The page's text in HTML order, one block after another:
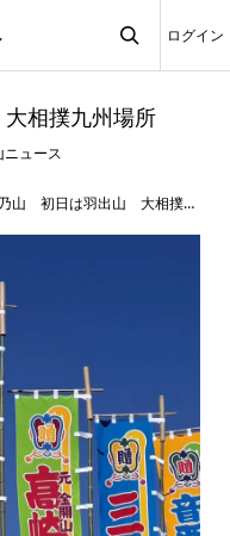
ログイン
相撲九州場所
ニュース
山 初日は羽出山 大相撲九州場所